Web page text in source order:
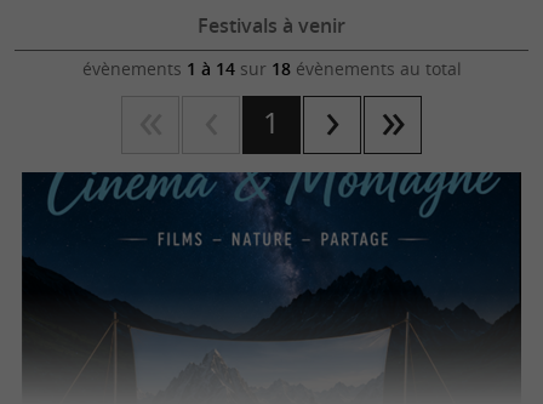
Festivals à venir
évènements 1 à 14sur 18évènements au total
1